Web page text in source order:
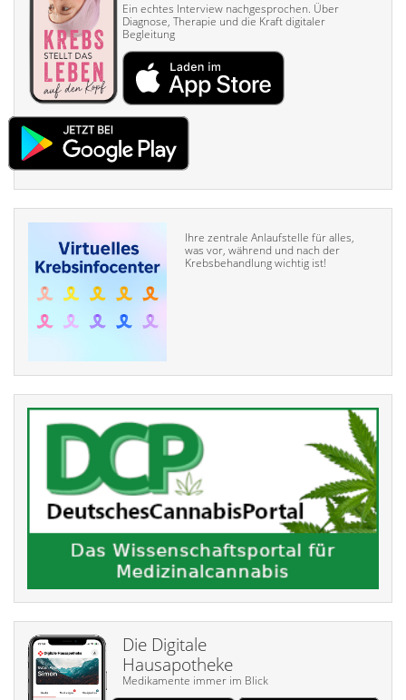
Ein echtes Interview nach­gesprochen. Über
Diagnose, Therapie und die Kraft digitaler
Begleitung
Ihre zentrale Anlaufstelle für alles,
was vor, während und nach der
Krebsbehandlung wichtig ist!
Die Digitale
Hausapotheke
Medikamente immer im Blick